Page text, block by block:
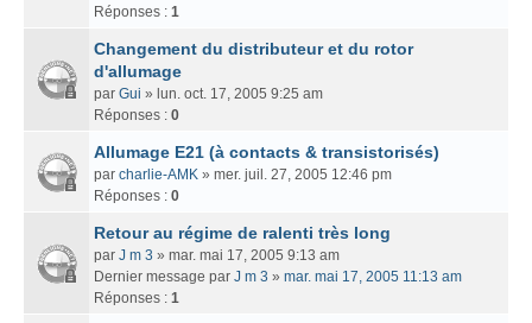
Réponses : 1
Changement du distributeur et du rotor
d'allumage
par Gui » lun. oct. 17, 2005 9:25 am
Réponses : 0
Allumage E21 (à contacts & transistorisés)
par charlie-AMK » mer. juil. 27, 2005 12:46 pm
Réponses : 0
Retour au régime de ralenti très long
par J m 3 » mar. mai 17, 2005 9:13 am
Dernier message par J m 3 » mar. mai 17, 2005 11:13 am
Réponses : 1